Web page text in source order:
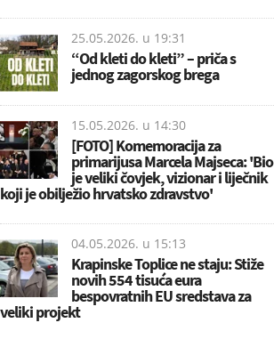
25.05.2026. u 19:31
“Od kleti do kleti” – priča s
jednog zagorskog brega
15.05.2026. u 14:30
[FOTO] Komemoracija za
primarijusa Marcela Majseca: 'Bio
je veliki čovjek, vizionar i liječnik
koji je obilježio hrvatsko zdravstvo'
04.05.2026. u 15:13
Krapinske Toplice ne staju: Stiže
novih 554 tisuća eura
bespovratnih EU sredstava za
veliki projekt